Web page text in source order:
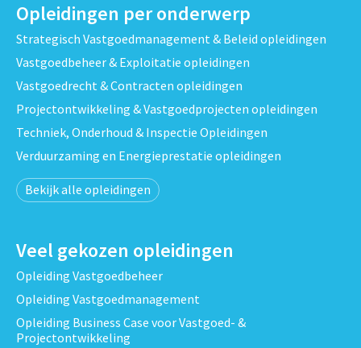
Opleidingen per onderwerp
Strategisch Vastgoedmanagement & Beleid opleidingen
Vastgoedbeheer & Exploitatie opleidingen
Vastgoedrecht & Contracten opleidingen
Projectontwikkeling & Vastgoedprojecten opleidingen
Techniek, Onderhoud & Inspectie Opleidingen
Verduurzaming en Energieprestatie opleidingen
Bekijk alle opleidingen
Veel gekozen opleidingen
Opleiding Vastgoedbeheer
Opleiding Vastgoedmanagement
Opleiding Business Case voor Vastgoed- &
Projectontwikkeling